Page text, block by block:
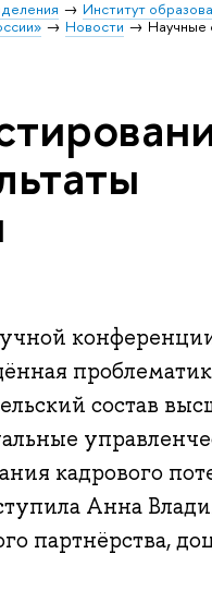
Институт
Новости
Научные
состав
кадрового
Анна
партнёрства,